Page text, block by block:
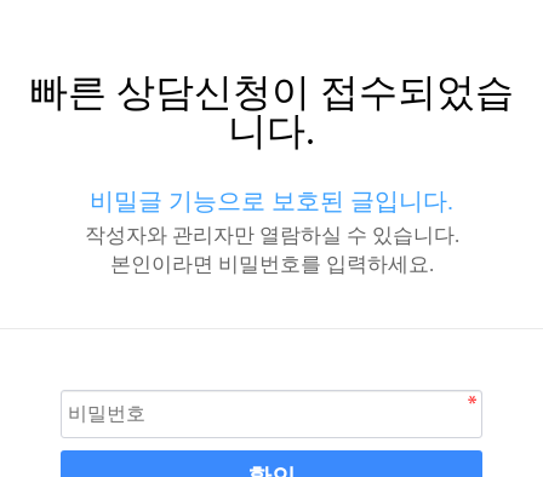
빠른 상담신청이 접수되었습
니다.
비밀글 기능으로 보호된 글입니다.
작성자와 관리자만 열람하실 수 있습니다.
본인이라면 비밀번호를 입력하세요.